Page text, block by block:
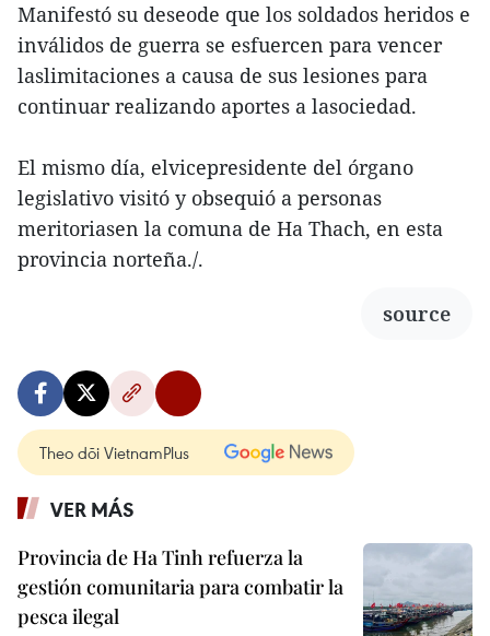
Manifestó su deseode que los soldados heridos e
inválidos de guerra se esfuercen para vencer
laslimitaciones a causa de sus lesiones para
continuar realizando aportes a lasociedad.
El mismo día, elvicepresidente del órgano
legislativo visitó y obsequió a personas
meritoriasen la comuna de Ha Thach, en esta
provincia norteña./.
source
Theo dõi VietnamPlus
VER MÁS
Provincia de Ha Tinh refuerza la
gestión comunitaria para combatir la
pesca ilegal